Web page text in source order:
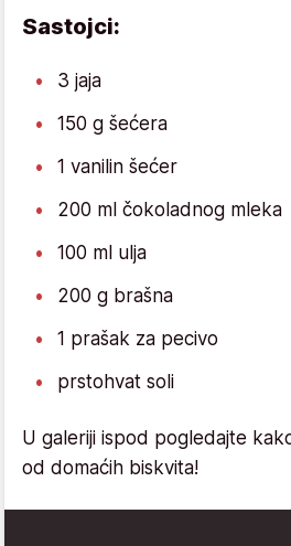
Sastojci:
3 jaja
150 g šećera
1 vanilin šećer
200 ml čokoladnog mleka
100 ml ulja
200 g brašna
1 prašak za pecivo
prstohvat soli
U galeriji ispod pogledajte
od domaćih biskvita!